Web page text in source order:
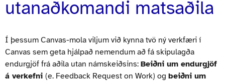
utanaðkomandi matsaðila
Í þessum Canvas-mola viljum við kynna tvö ný verkfæri í
Canvas sem geta hjálpað nemendum að fá skipulagða
endurgjöf frá aðila utan námskeiðsins: Beiðni um endurgjöf
á verkefni (e. Feedback Request on Work) og beiðni um